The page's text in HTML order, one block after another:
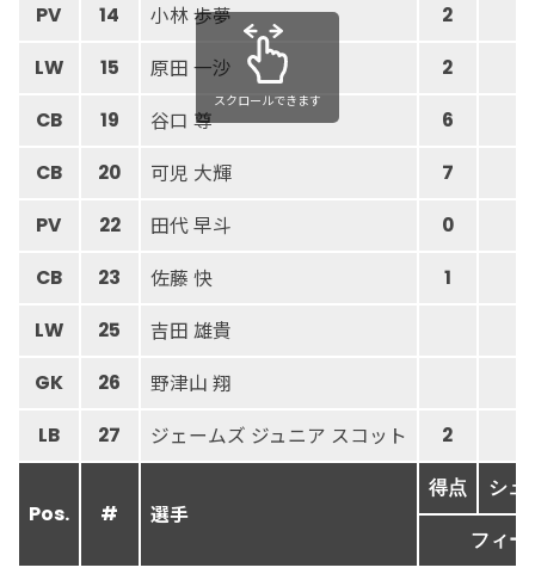
PV 14 小林 歩夢 2
LW 15 原田 一沙 2
CB 19 谷口 尊 6
CB 20 可児 大輝 7
PV 22 田代 早斗 0
CB 23 佐藤 快 1
LW 25 吉田 雄貴
GK 26 野津山 翔
LB 27 ジェームズ ジュニア スコット 2
Pos. # 選手
得点 シュ
フィー
スクロールできます